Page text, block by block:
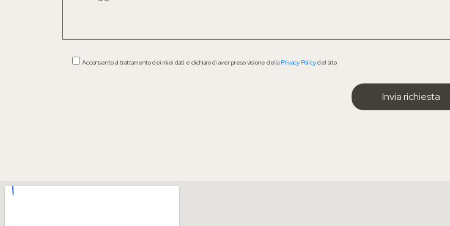
Acconsento al trattamento dei miei dati e dichiaro di aver preso visione della Privacy Policydel sito